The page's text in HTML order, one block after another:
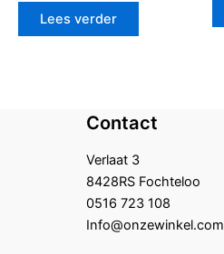
Lees verder
Contact
Verlaat 3
8428RS Fochteloo
0516 723 108
Info@onzewinkel.com